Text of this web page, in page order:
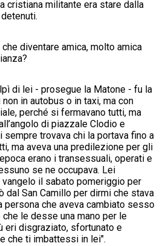
cristiana militante era stare dalla
diventare amica, molto amica
di lei - prosegue la Matone - fu la
in autobus o in taxi, ma con
perché si fermavano tutti, ma
di piazzale Clodio e
sempre trovava chi la portava fino a
ma aveva una predilezione per gli
erano i transessuali, operati e
se ne occupava. Lei
il sabato pomeriggio per
dal San Camillo per dirmi che stava
persona che aveva cambiato sesso
le desse una mano per le
eri disgraziato, sfortunato e
che ti imbattessi in lei".